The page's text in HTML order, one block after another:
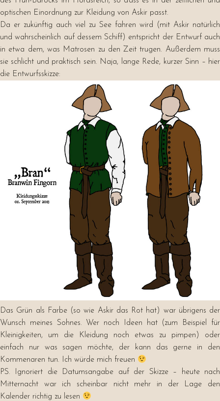
optischen Einordnung zur Kleidung von Askir passt.
Da er zukünftig auch viel zu See fahren wird (mit Askir natürlich
und wahrscheinlich auf dessem Schiff) entspricht der Entwurf auch
in etwa dem, was Matrosen zu den Zeit trugen. Außerdem muss
sie schlicht und praktisch sein. Naja, lange Rede, kurzer Sinn – hier
die Entwurfsskizze:
Das Grün als Farbe (so wie Askir das Rot hat) war übrigens der
Wunsch meines Sohnes. Wer noch Ideen hat (zum Beispiel für
Kleinigkeiten, um die Kleidung noch etwas zu pimpen) oder
einfach nur was sagen möchte, der kann das gerne in den
Kommenaren tun. Ich würde mich freuen
PS. Ignoriert die Datumsangabe auf der Skizze – heute nach
Mitternacht war ich scheinbar nicht mehr in der Lage den
Kalender richtig zu lesen